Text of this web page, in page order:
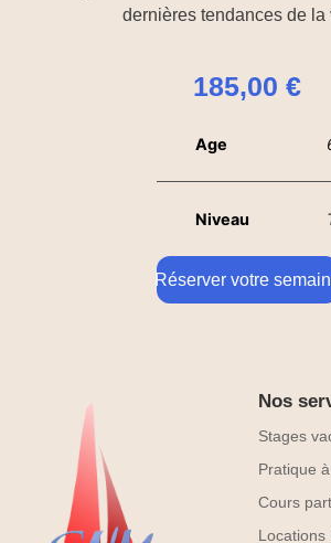
dernières tendances de la
185,00 €
Age
Niveau
Réserver votre
Nos
Stages
Pratique
Cours
Locations